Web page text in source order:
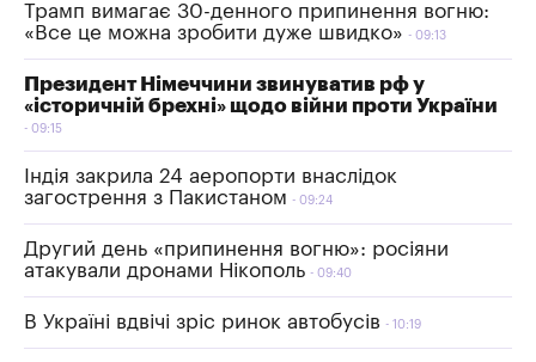
Трамп вимагає 30-денного припинення вогню:
«Все це можна зробити дуже швидко»
09:13
Президент Німеччини звинуватив рф у
«історичній брехні» щодо війни проти України
09:15
Індія закрила 24 аеропорти внаслідок
загострення з Пакистаном
09:24
Другий день «припинення вогню»: росіяни
атакували дронами Нікополь
09:40
В Україні вдвічі зріс ринок автобусів 10:19